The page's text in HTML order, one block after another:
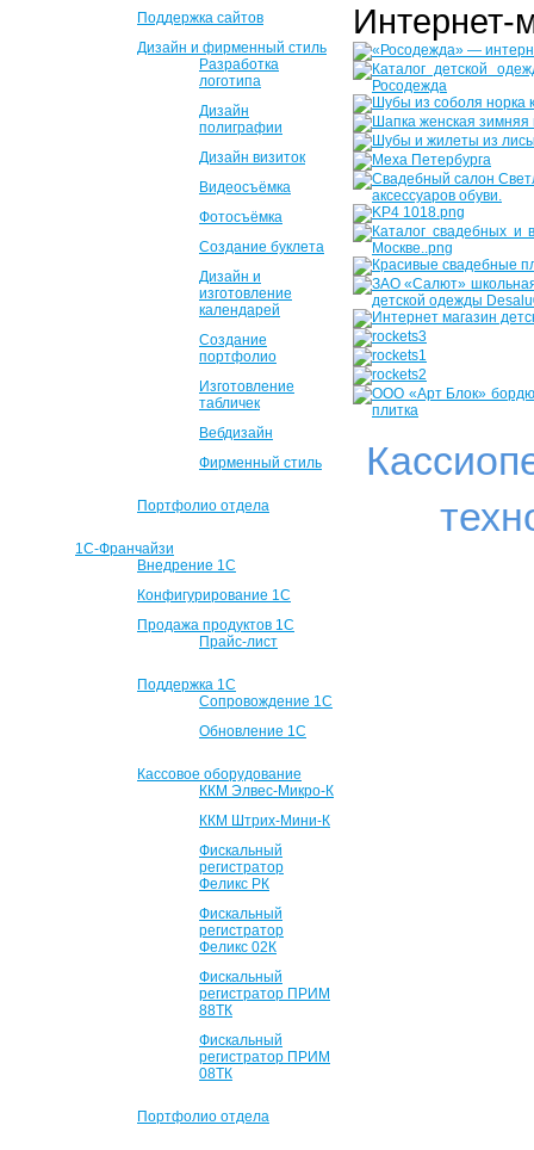
Поддержка сайтов
Дизайн и фирменный стиль
Разработка
логотипа
Дизайн
полиграфии
Дизайн визиток
Видеосъёмка
Фотосъёмка
Создание буклета
Дизайн и
изготовление
календарей
Создание
портфолио
Изготовление
табличек
Вебдизайн
Фирменный стиль
Портфолио отдела
1С-Франчайзи
Внедрение 1С
Конфигурирование 1С
Продажа продуктов 1С
Прайс-лист
Поддержка 1С
Сопровождение 1С
Обновление 1С
Кассовое оборудование
ККМ Элвес-Микро-К
ККМ Штрих-Мини-К
Фискальный
регистратор
Феликс РК
Фискальный
регистратор
Феликс 02К
Фискальный
регистратор ПРИМ
88ТК
Фискальный
регистратор ПРИМ
08ТК
Портфолио отдела
Интернет-